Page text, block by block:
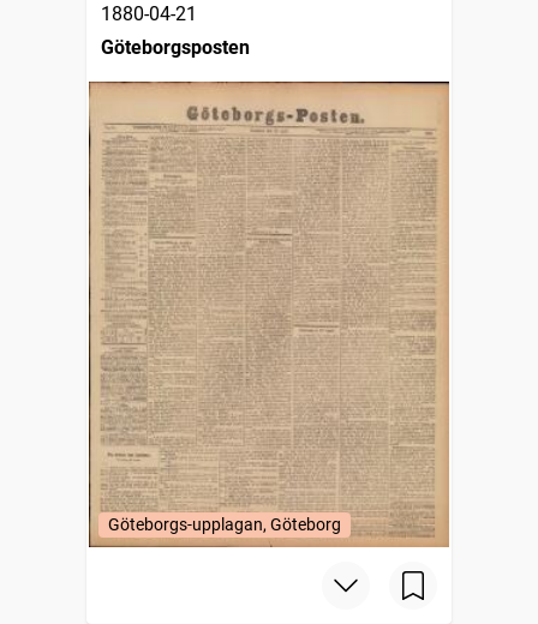
1880-04-21
Göteborgsposten
Göteborgs-upplagan, Göteborg